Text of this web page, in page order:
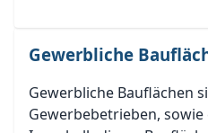
Gewerbliche
Gewerbliche Bauflächen
Gewerbebetrieben,